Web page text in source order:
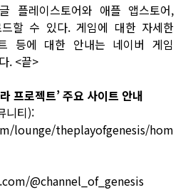
플레이스토어와 애플 앱스토어,
할 수 있다. 게임에 대한 자세한
등에 대한 안내는 네이버 게임
. <끝>
프로젝트’ 주요 사이트 안내
니티):
lounge/theplayofgenesis/hom
@channel_of_genesis